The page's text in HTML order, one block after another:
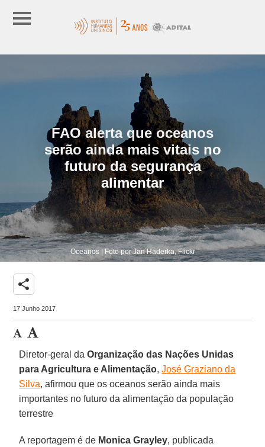
FAO alerta que oceanos
serão ainda mais vitais no
futuro da segurança
alimentar
Oceanos | Foto por Jan Haderka, Flickr
share
17 Junho 2017
Diretor-geral daOrganização das Nações Unidas
para Agricultura e Alimentação,José Graziano da
Silva, afirmou que os oceanos serão ainda mais
importantes no futuro da alimentação da população
terrestre
A reportagem é de Monica Grayley, publicada